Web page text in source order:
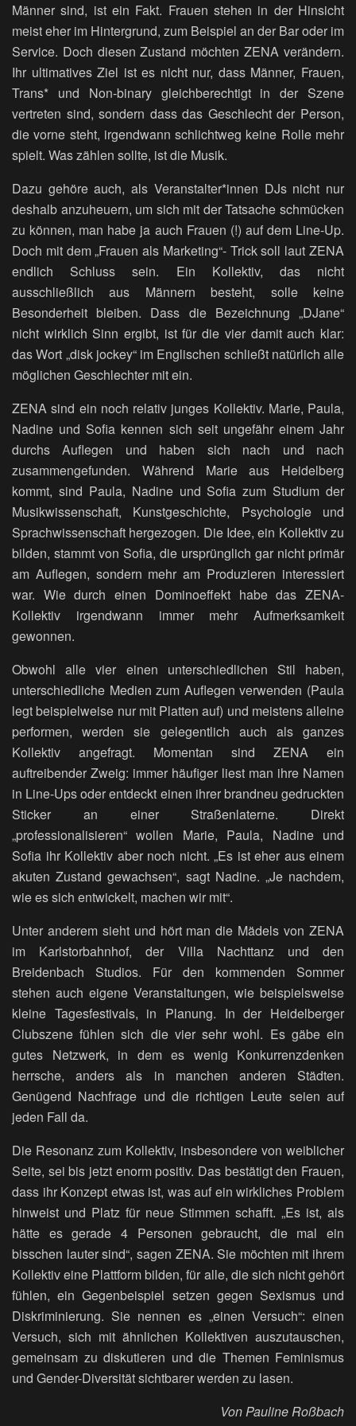
Männer sind, ist ein Fakt. Frauen stehen in der Hinsicht
meist eher im Hintergrund, zum Beispiel an der Bar oder im
Service. Doch diesen Zustand möchten ZENA verändern.
Ihr ultimatives Ziel ist es nicht nur, dass Männer, Frauen,
Trans* und Non-binary gleichberechtigt in der Szene
vertreten sind, sondern dass das Geschlecht der Person,
die vorne steht, irgendwann schlichtweg keine Rolle mehr
spielt. Was zählen sollte, ist die Musik.
Dazu gehöre auch, als Veranstalter*innen DJs nicht nur
deshalb anzuheuern, um sich mit der Tatsache schmücken
zu können, man habe ja auch Frauen (!) auf dem Line-Up.
Doch mit dem „Frauen als Marketing“- Trick soll laut ZENA
endlich Schluss sein. Ein Kollektiv, das nicht
ausschließlich aus Männern besteht, solle keine
Besonderheit bleiben. Dass die Bezeichnung „DJane“
nicht wirklich Sinn ergibt, ist für die vier damit auch klar:
das Wort „disk jockey“ im Englischen schließt natürlich alle
möglichen Geschlechter mit ein.
ZENA sind ein noch relativ junges Kollektiv. Marie, Paula,
Nadine und Sofia kennen sich seit ungefähr einem Jahr
durchs Auflegen und haben sich nach und nach
zusammengefunden. Während Marie aus Heidelberg
kommt, sind Paula, Nadine und Sofia zum Studium der
Musikwissenschaft, Kunstgeschichte, Psychologie und
Sprachwissenschaft hergezogen. Die Idee, ein Kollektiv zu
bilden, stammt von Sofia, die ursprünglich gar nicht primär
am Auflegen, sondern mehr am Produzieren interessiert
war. Wie durch einen Dominoeffekt habe das ZENA-
Kollektiv irgendwann immer mehr Aufmerksamkeit
gewonnen.
Obwohl alle vier einen unterschiedlichen Stil haben,
unterschiedliche Medien zum Auflegen verwenden (Paula
legt beispielweise nur mit Platten auf) und meistens alleine
performen, werden sie gelegentlich auch als ganzes
Kollektiv angefragt. Momentan sind ZENA ein
auftreibender Zweig: immer häufiger liest man ihre Namen
in Line-Ups oder entdeckt einen ihrer brandneu gedruckten
Sticker an einer Straßenlaterne. Direkt
„professionalisieren“ wollen Marie, Paula, Nadine und
Sofia ihr Kollektiv aber noch nicht. „Es ist eher aus einem
akuten Zustand gewachsen“, sagt Nadine. „Je nachdem,
wie es sich entwickelt, machen wir mit“.
Unter anderem sieht und hört man die Mädels von ZENA
im Karlstorbahnhof, der Villa Nachttanz und den
Breidenbach Studios. Für den kommenden Sommer
stehen auch eigene Veranstaltungen, wie beispielsweise
kleine Tagesfestivals, in Planung. In der Heidelberger
Clubszene fühlen sich die vier sehr wohl. Es gäbe ein
gutes Netzwerk, in dem es wenig Konkurrenzdenken
herrsche, anders als in manchen anderen Städten.
Genügend Nachfrage und die richtigen Leute seien auf
jeden Fall da.
Die Resonanz zum Kollektiv, insbesondere von weiblicher
Seite, sei bis jetzt enorm positiv. Das bestätigt den Frauen,
dass ihr Konzept etwas ist, was auf ein wirkliches Problem
hinweist und Platz für neue Stimmen schafft. „Es ist, als
hätte es gerade 4 Personen gebraucht, die mal ein
bisschen lauter sind“, sagen ZENA. Sie möchten mit ihrem
Kollektiv eine Plattform bilden, für alle, die sich nicht gehört
fühlen, ein Gegenbeispiel setzen gegen Sexismus und
Diskriminierung. Sie nennen es „einen Versuch“: einen
Versuch, sich mit ähnlichen Kollektiven auszutauschen,
gemeinsam zu diskutieren und die Themen Feminismus
und Gender-Diversität sichtbarer werden zu lasen.
Von Pauline Roßbach